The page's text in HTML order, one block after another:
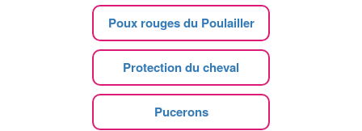
Poux rouges du Poulailler
Protection du cheval
Pucerons